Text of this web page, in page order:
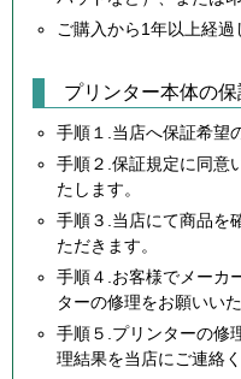
ご購入から1年以上経過
プリンター本体の
手順１.当店へ保証希望
手順２.保証規定に同意
たします。
手順３.当店にて商品を
ただきます。
手順４.お客様でメーカ
ターの修理をお願いいた
手順５.プリンターの修
理結果を当店にご連絡く